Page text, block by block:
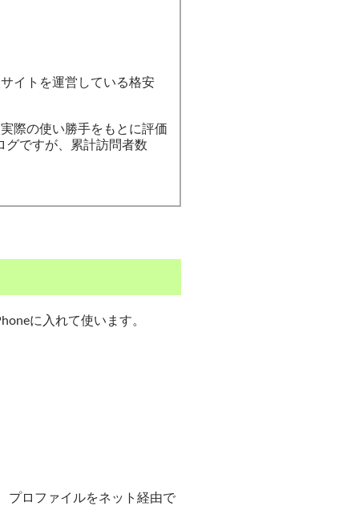
イトを運営している格安
際の使い勝手をもとに評価
グですが、累計訪問者数
に入れて使います。
プロファイルをネット経由で